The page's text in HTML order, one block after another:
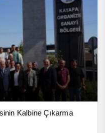
Kalbine Çıkarma